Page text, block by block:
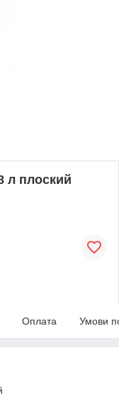
л плоский
Оплата Умови